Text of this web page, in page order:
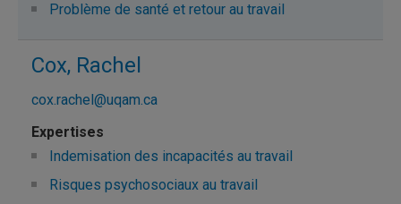
Problème de santé et retour au travail
Cox, Rachel
cox.rachel@uqam.ca
Indemisation des incapacités au travail
Risques psychosociaux au travail